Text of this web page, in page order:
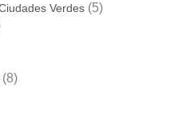
Verdes (5)
(8)